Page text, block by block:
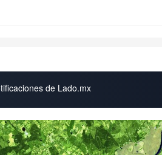
de Lado.mx